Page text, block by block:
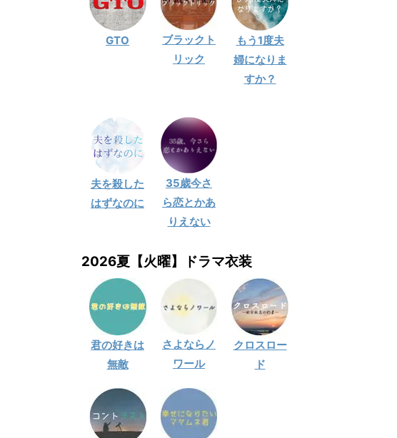
GTO
ブラックト
リック
もう1度夫
婦になりま
すか？
夫を殺した
はずなのに
35歳今さ
ら恋とかあ
りえない
2026夏【火曜】ドラマ衣装
君の好きは
無敵
さよならノ
ワール
クロスロー
ド